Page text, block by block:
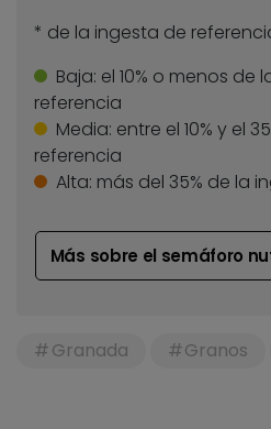
* de la ingesta de
Baja: el 10% o menos de
referencia
Media: entre el 10% y el
referencia
Alta: más del 35% de la
Más sobre el semáforo
Granada Granos